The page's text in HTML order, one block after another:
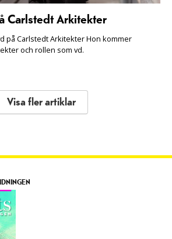
Carlstedt Arkitekter
på Carlstedt Arkitekter Hon kommer
och rollen som vd.
Visa fler artiklar